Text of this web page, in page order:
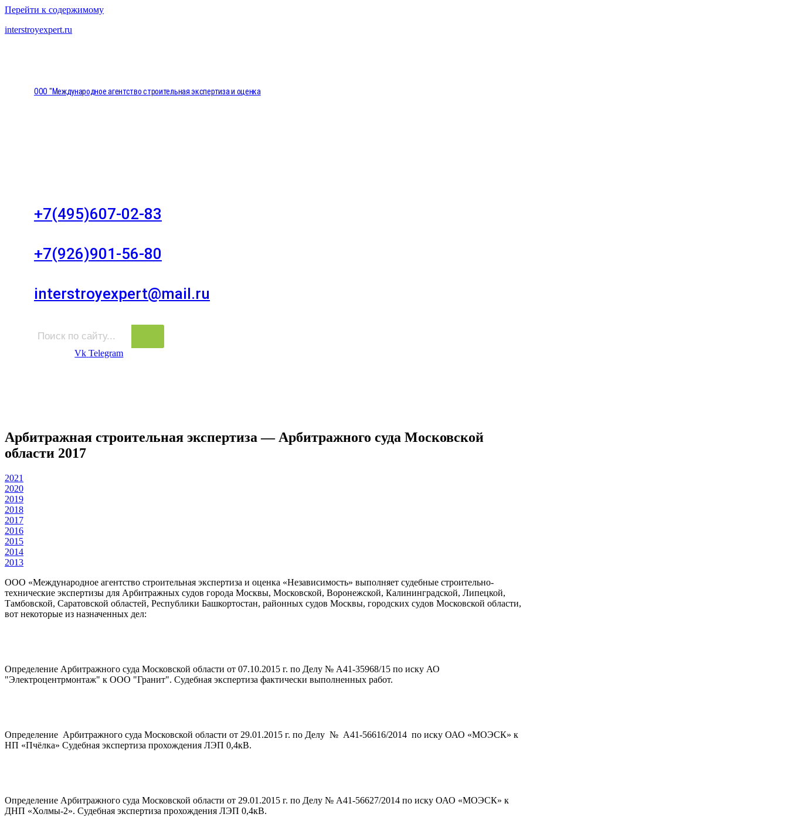
Перейти к содержимому
interstroyexpert.ru
ООО "Международное агентство строительная экспертиза и оценка
+7(495)607-02-83
+7(926)901-56-80
interstroyexpert@mail.ru
Vk Telegram
Арбитражная строительная экспертиза — Арбитражного суда Московской
области 2017
2021
2020
2019
2018
2017
2016
2015
2014
2013
ООО «Международное агентство строительная экспертиза и оценка «Независимость» выполняет судебные строительно-
технические экспертизы для Арбитражных судов города Москвы, Московской, Воронежской, Калининградской, Липецкой,
Тамбовской, Саратовской областей, Республики Башкортостан, районных судов Москвы, городских судов Московской области,
вот некоторые из назначенных дел:
Определение Арбитражного суда Московской области от 07.10.2015 г. по Делу № А41-35968/15 по иску АО
"Электроцентрмонтаж" к ООО "Гранит". Судебная экспертиза фактически выполненных работ.
Определение Арбитражного суда Московской области от 29.01.2015 г. по Делу № А41-56616/2014 по иску ОАО «МОЭСК» к
НП «Пчёлка» Судебная экспертиза прохождения ЛЭП 0,4кВ.
Определение Арбитражного суда Московской области от 29.01.2015 г. по Делу № А41-56627/2014 по иску ОАО «МОЭСК» к
ДНП «Холмы-2». Судебная экспертиза прохождения ЛЭП 0,4кВ.